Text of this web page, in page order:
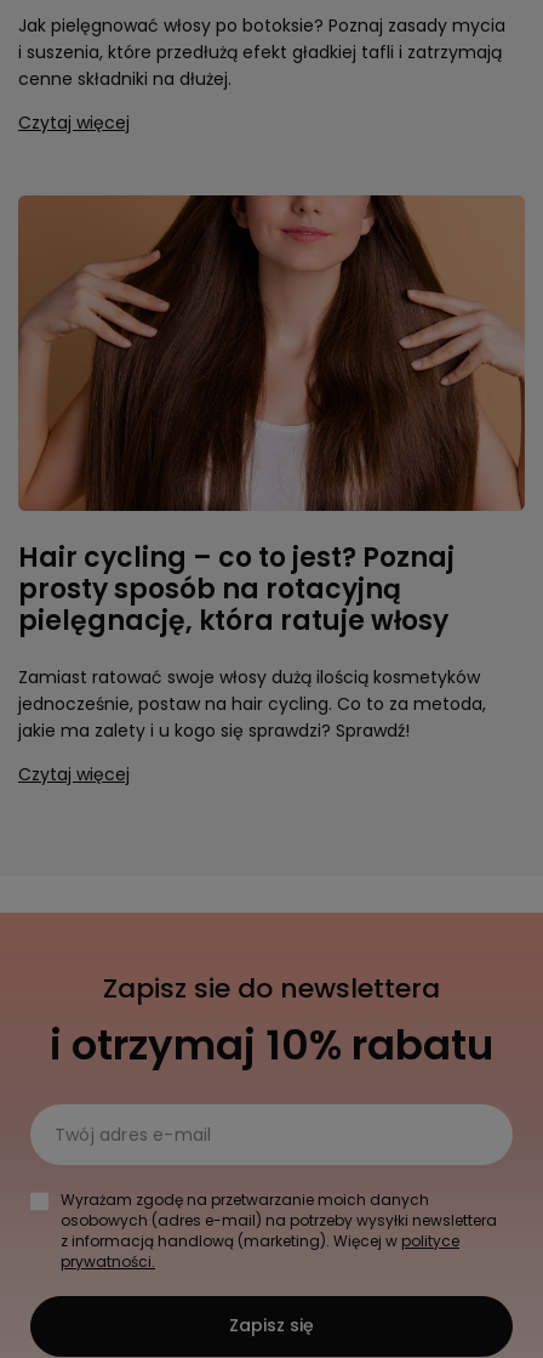
Jak pielęgnować włosy po botoksie? Poznaj zasady mycia
i suszenia, które przedłużą efekt gładkiej tafli i zatrzymają
cenne składniki na dłużej.
Czytaj więcej
Hair cycling – co to jest? Poznaj
prosty sposób na rotacyjną
pielęgnację, która ratuje włosy
Zamiast ratować swoje włosy dużą ilością kosmetyków
jednocześnie, postaw na hair cycling. Co to za metoda,
jakie ma zalety i u kogo się sprawdzi? Sprawdź!
Czytaj więcej
Zapisz sie do newslettera
i otrzymaj 10% rabatu
Twój adres e-mail
Wyrażam zgodę na przetwarzanie moich danych
osobowych (adres e-mail) na potrzeby wysyłki newslettera
z informacją handlową (marketing). Więcej w polityce
prywatności.
Zapisz się